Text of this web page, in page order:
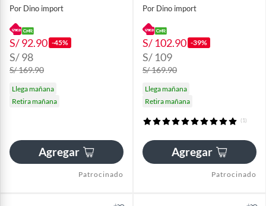
Por Dino import
S/ 92.90 -45%
S/ 98
S/ 169.90
Llega mañana
Retira mañana
Agregar
Patrocinado
Por Dino import
S/ 102.90 -39%
S/ 109
S/ 169.90
Llega mañana
Retira mañana
(1)
Agregar
Patrocinado